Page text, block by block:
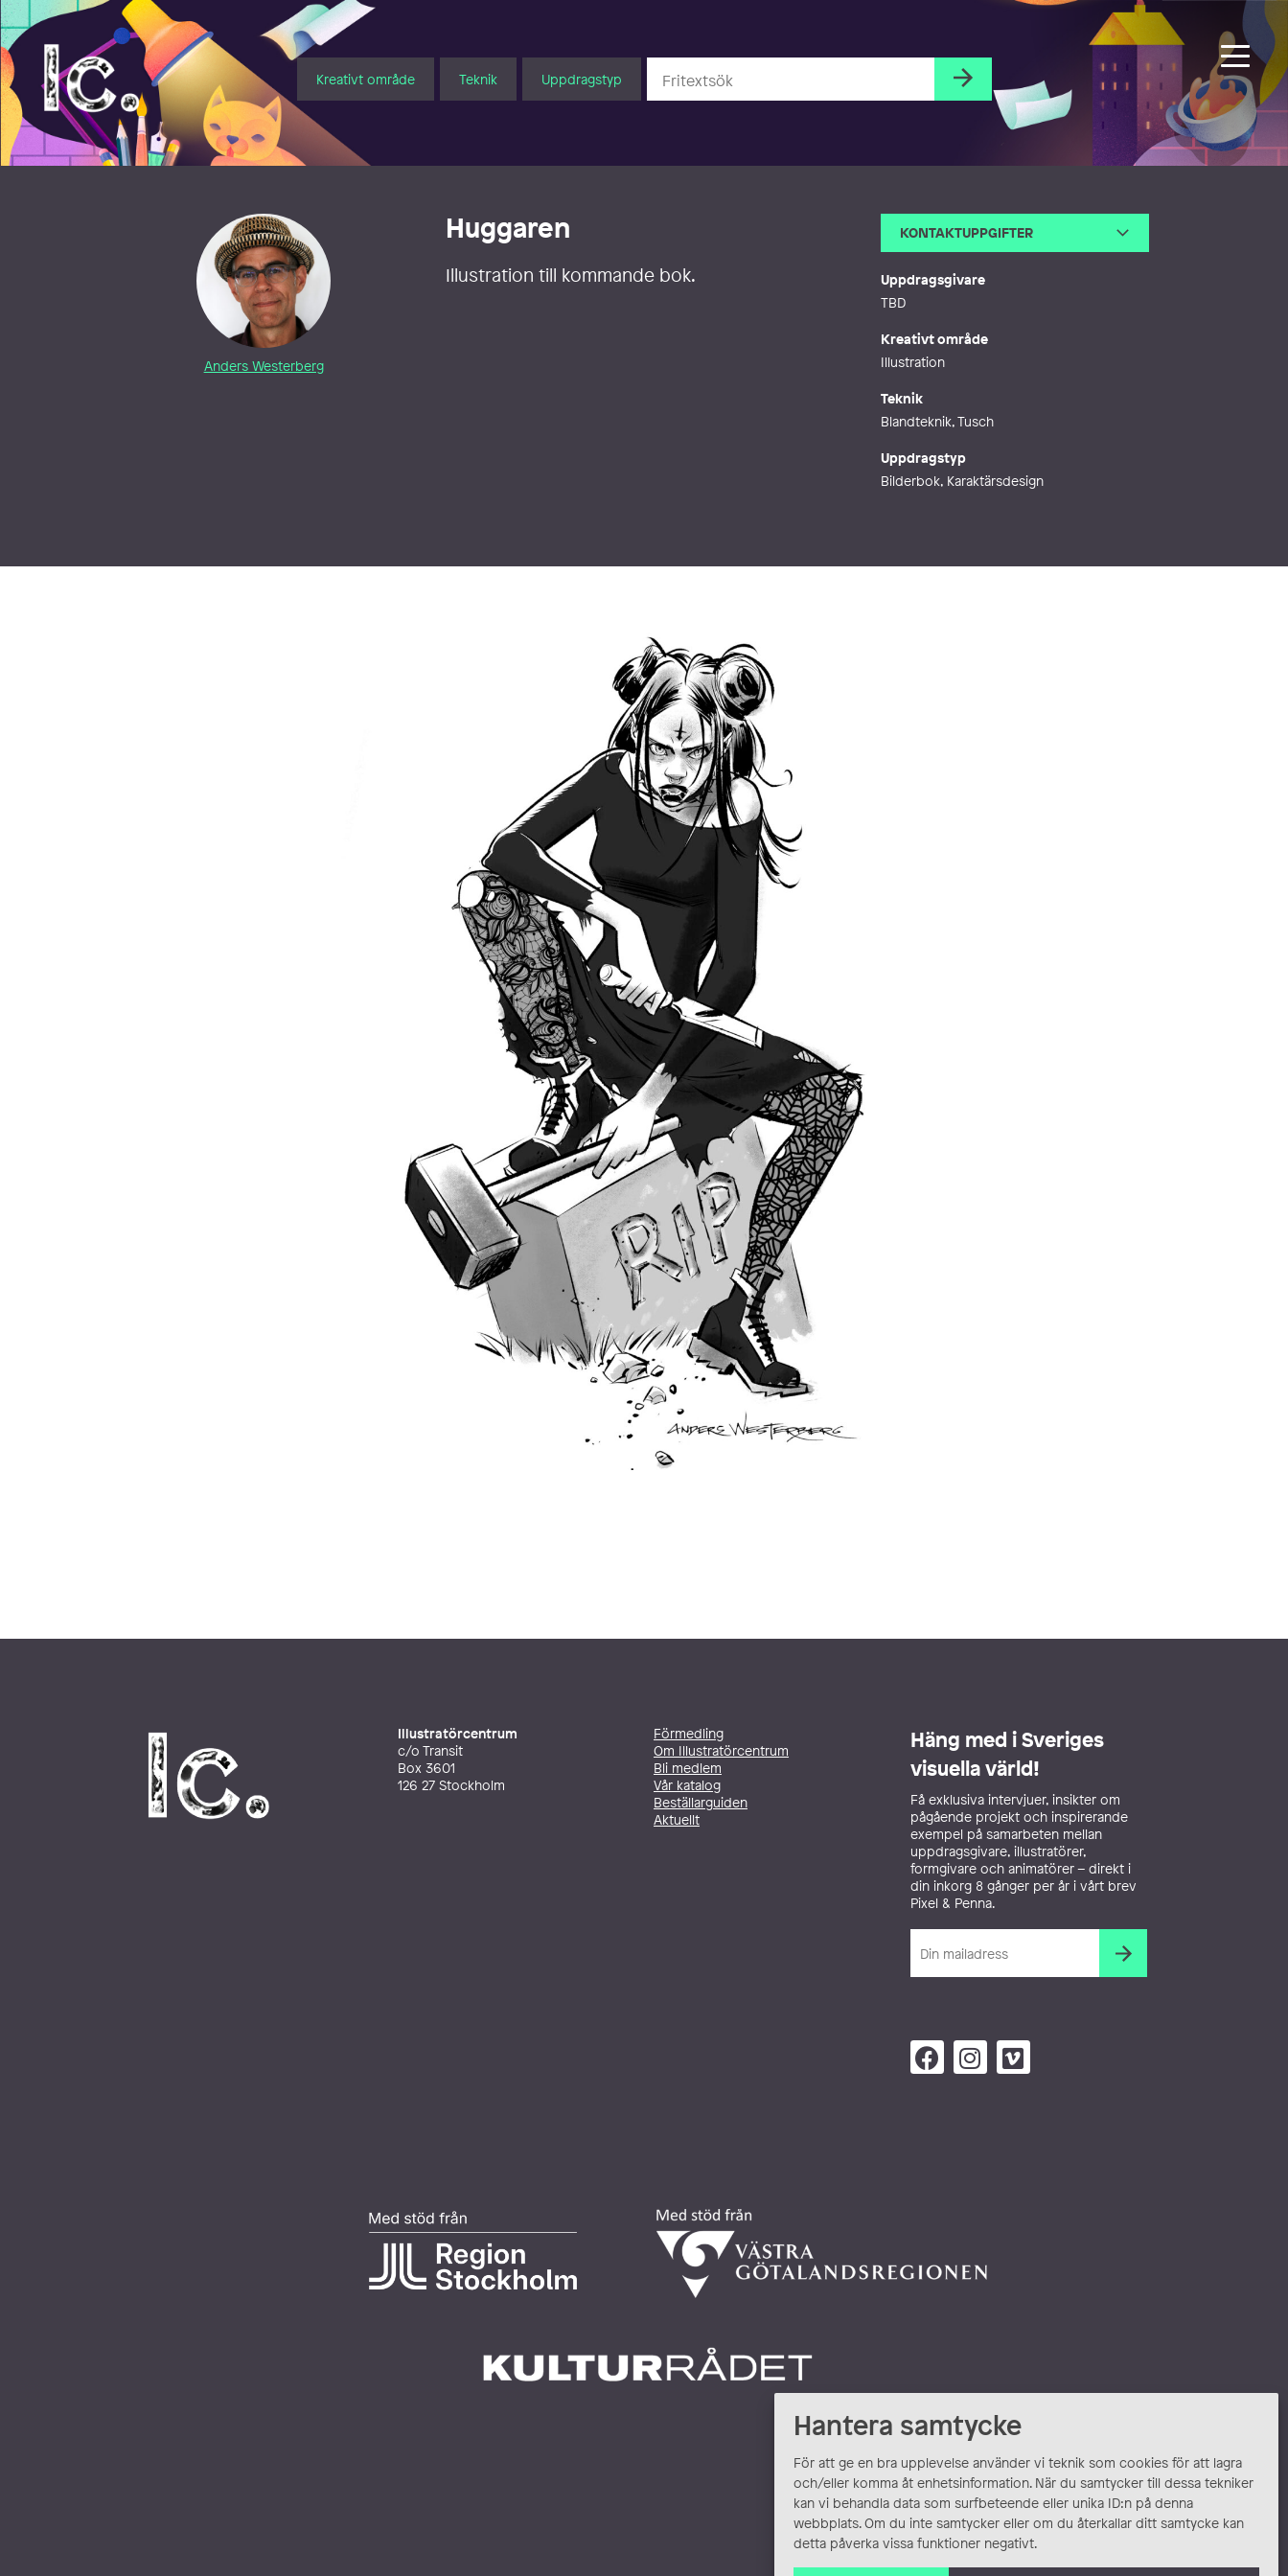
Hantera samtycke
För att ge en bra upplevelse använder vi teknik som cookies för att lagra
och/eller komma åt enhetsinformation. När du samtycker till dessa tekniker
kan vi behandla data som surfbeteende eller unika ID:n på denna
webbplats. Om du inte samtycker eller om du återkallar ditt samtycke kan
detta påverka vissa funktioner negativt.
Illustratörcentrum
Kreativt område Teknik Uppdragstyp
Anders Westerberg
Huggaren
Illustration till kommande bok.
KONTAKTUPPGIFTER
com
Webb
m/category/anders-westerberg/
Uppdragsgivare
TBD
Kreativt område
Illustration
Teknik
Blandteknik, Tusch
Uppdragstyp
Bilderbok, Karaktärsdesign
Illustratörcentrum
c/o Transit
Box 3601
126 27 Stockholm
Förmedling
Om Illustratörcentrum
Bli medlem
Vår katalog
Beställarguiden
Aktuellt
Häng med i Sveriges
visuella värld!
Få exklusiva intervjuer, insikter om
pågående projekt och inspirerande
exempel på samarbeten mellan
uppdragsgivare, illustratörer,
formgivare och animatörer – direkt i
din inkorg 8 gånger per år i vårt brev
Pixel & Penna.